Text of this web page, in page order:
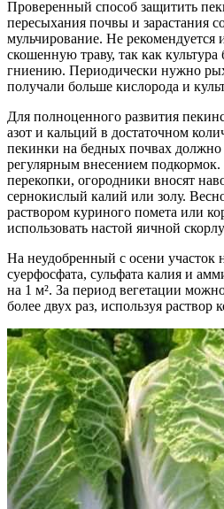
Проверенный способ защитить
пересыхания почвы и зарастания
мульчирование. Не рекомендуется
скошенную траву, так как культура
гниению. Периодически нужно
получали больше кислорода и
Для полноценного развития
азот и кальций в достаточном
пекинки на бедных почвах должно
регулярным внесением
перекопки, огородники вносят
сернокислый калий или золу.
раствором куриного помета или
использовать настой яичной
На неудобренный с осени участок
суерфосфата, сульфата калия и
на 1 м². За период вегетации
более двух раз, используя раствор